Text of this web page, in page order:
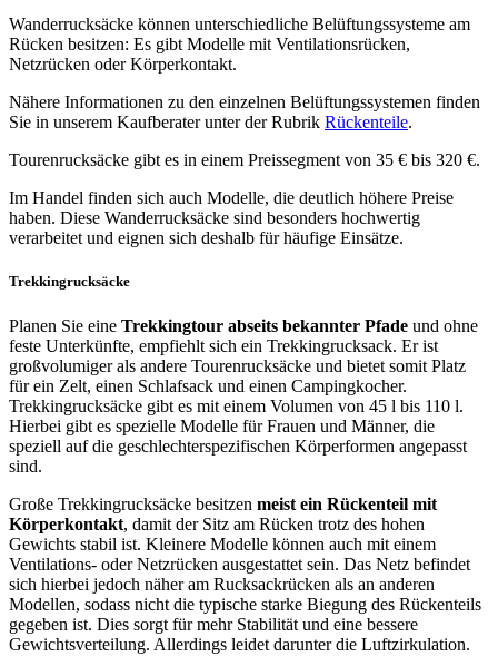
Wanderrucksäcke können unterschiedliche Belüftungssysteme am
Rücken besitzen: Es gibt Modelle mit Ventilationsrücken,
Netzrücken oder Körperkontakt.
Nähere Informationen zu den einzelnen Belüftungssystemen finden
Sie in unserem Kaufberater unter der Rubrik Rückenteile.
Tourenrucksäcke gibt es in einem Preissegment von 35 € bis 320 €.
Im Handel finden sich auch Modelle, die deutlich höhere Preise
haben. Diese Wanderrucksäcke sind besonders hochwertig
verarbeitet und eignen sich deshalb für häufige Einsätze.
Trekkingrucksäcke
Planen Sie eine Trekkingtour abseits bekannter Pfade und ohne
feste Unterkünfte, empfiehlt sich ein Trekkingrucksack. Er ist
großvolumiger als andere Tourenrucksäcke und bietet somit Platz
für ein Zelt, einen Schlafsack und einen Campingkocher.
Trekkingrucksäcke gibt es mit einem Volumen von 45 l bis 110 l.
Hierbei gibt es spezielle Modelle für Frauen und Männer, die
speziell auf die geschlechterspezifischen Körperformen angepasst
sind.
Große Trekkingrucksäcke besitzen meist ein Rückenteil mit
Körperkontakt, damit der Sitz am Rücken trotz des hohen
Gewichts stabil ist. Kleinere Modelle können auch mit einem
Ventilations- oder Netzrücken ausgestattet sein. Das Netz befindet
sich hierbei jedoch näher am Rucksackrücken als an anderen
Modellen, sodass nicht die typische starke Biegung des Rückenteils
gegeben ist. Dies sorgt für mehr Stabilität und eine bessere
Gewichtsverteilung. Allerdings leidet darunter die Luftzirkulation.